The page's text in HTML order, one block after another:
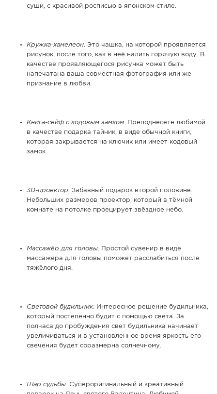
суши, с красивой росписью в японском стиле.
Кружка-хамелеон . Это чашка, на которой проявляется
рисунок, после того, как в неё налить горячую воду. В
качестве проявляющегося рисунка может быть
напечатана ваша совместная фотография или же
признание в любви.
Книга-сейф с кодовым замком . Преподнесете любимой
в качестве подарка тайник, в виде обычной книги,
которая закрывается на ключик или имеет кодовый
замок.
3D-проектор . Забавный подарок второй половине.
Небольших размеров проектор, который в тёмной
комнате на потолке проецирует звёздное небо.
Массажёр для головы . Простой сувенир в виде
массажёра для головы поможет расслабиться после
тяжёлого дня.
Световой будильник. Интересное решение будильника,
который постепенно будит с помощью света. За
полчаса до пробуждения свет будильника начинает
увеличиваться и в установленное время яркость его
свечения будет соразмерна солнечному.
Шар судьбы . Супероригинальный и креативный